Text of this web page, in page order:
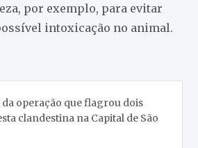
por exemplo, para evitar
intoxicação no animal.
da operação que flagrou dois
clandestina na Capital de São